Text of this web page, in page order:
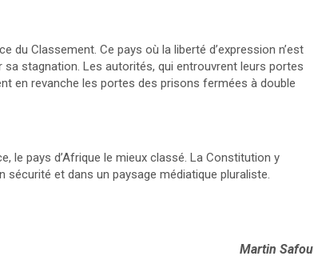
du Classement. Ce pays où la liberté d’expression n’est
stagnation. Les autorités, qui entrouvrent leurs portes
en revanche les portes des prisons fermées à double
le pays d’Afrique le mieux classé. La Constitution y
et dans un paysage médiatique pluraliste.
Martin Safou